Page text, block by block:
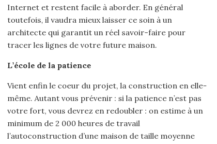
Internet et restent facile à aborder. En général
toutefois, il vaudra mieux laisser ce soin à un
architecte qui garantit un réel savoir-faire pour
tracer les lignes de votre future maison.
L’école de la patience
Vient enfin le coeur du projet, la construction en elle-
même. Autant vous prévenir : si la patience n’est pas
votre fort, vous devrez en redoubler : on estime à un
minimum de 2 000 heures de travail
l’autoconstruction d’une maison de taille moyenne